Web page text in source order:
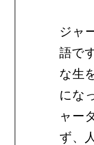
ジャ
語で
な生
にな
ャー
ず、